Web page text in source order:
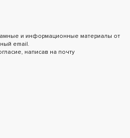
и информационные материалы от
email.
написав на почту